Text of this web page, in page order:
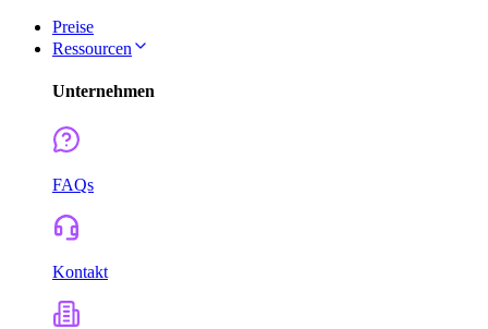
Preise
Ressourcen
Unternehmen
FAQs
Kontakt